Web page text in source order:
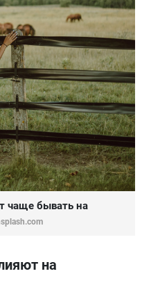
чаще бывать на
на